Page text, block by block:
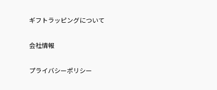
ギフトラッピングについて
会社情報
プライバシーポリシー